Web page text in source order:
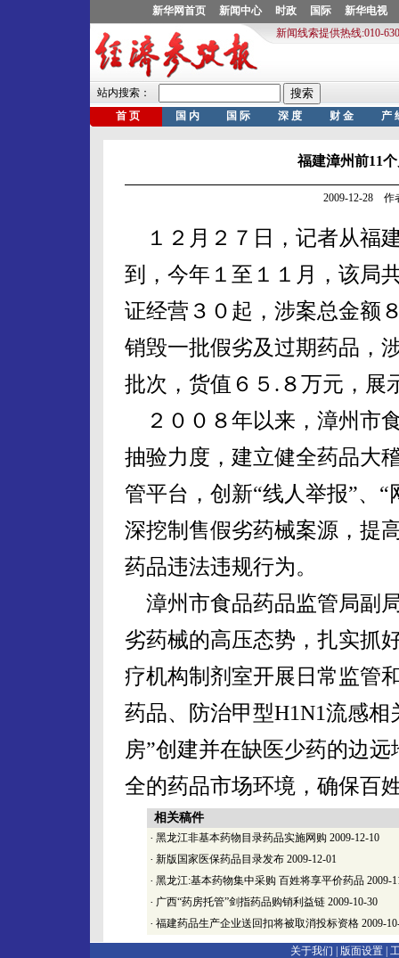
福建漳州前11
2009-12-28 作
１２月２７日，记者从福
到，今年１至１１月，该局
证经营３０起，涉案总金额
销毁一批假劣及过期药品，
批次，货值６５.８万元，展
２００８年以来，漳州市
抽验力度，建立健全药品大
管平台，创新“线人举报”、
深挖制售假劣药械案源，提
药品违法违规行为。
漳州市食品药品监管局副
劣药械的高压态势，扎实抓
疗机构制剂室开展日常监管
药品、防治甲型H1N1流感
房”创建并在缺医少药的边
全的药品市场环境，确保百
相关稿件
· 黑龙江非基本药物目录药品实施网购 2009-12-10
· 新版国家医保药品目录发布 2009-12-01
· 黑龙江:基本药物集中采购 百姓将享平价药品 2009-
· 广西“药房托管”剑指药品购销利益链 2009-10-30
· 福建药品生产企业送回扣将被取消投标资格 2009-
关于我们 | 版面设置